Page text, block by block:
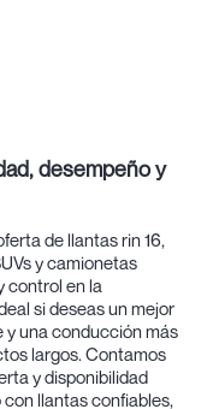
desempeño y
de llantas rin 16,
y camionetas
control en la
si deseas un mejor
y una conducción más
largos. Contamos
y disponibilidad
llantas confiables,